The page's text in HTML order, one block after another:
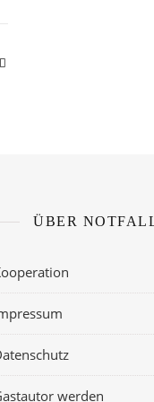
ÜBER
werden